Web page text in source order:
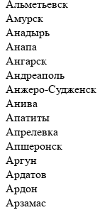
Альметьевск
Амурск
Анадырь
Анапа
Ангарск
Андреаполь
Анжеро-Судженск
Анива
Апатиты
Апрелевка
Апшеронск
Аргун
Ардатов
Ардон
Арзамас